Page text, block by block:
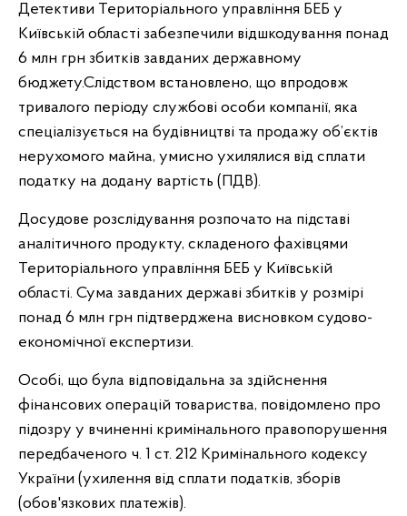
Детективи Територіального управління БЕБ у
Київській області забезпечили відшкодування понад
6 млн грн збитків завданих державному
бюджету.Слідством встановлено, що впродовж
тривалого періоду службові особи компанії, яка
спеціалізується на будівництві та продажу об’єктів
нерухомого майна, умисно ухилялися від сплати
податку на додану вартість (ПДВ).
Досудове розслідування розпочато на підставі
аналітичного продукту, складеного фахівцями
Територіального управління БЕБ у Київській
області. Сума завданих державі збитків у розмірі
понад 6 млн грн підтверджена висновком судово-
економічної експертизи.
Особі, що була відповідальна за здійснення
фінансових операцій товариства, повідомлено про
підозру у вчиненні кримінального правопорушення
передбаченого ч. 1 ст. 212 Кримінального кодексу
України (ухилення від сплати податків, зборів
(обов'язкових платежів).